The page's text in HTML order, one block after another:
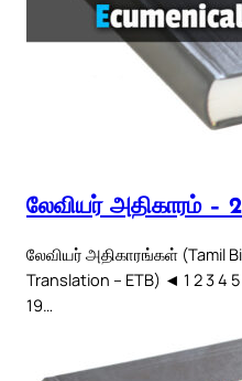
லேவியர் அதிகாரம் –
லேவியர் அதிகாரங்கள் (Tamil
Translation – ETB) ◄ 1 2 3 4 5
19…